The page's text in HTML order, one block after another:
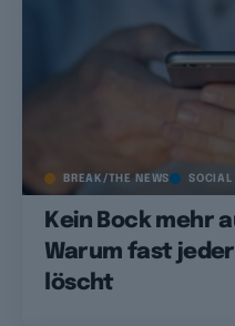
BREAK/THE NEWS SOCIAL
Kein Bock mehr
Warum fast
löscht